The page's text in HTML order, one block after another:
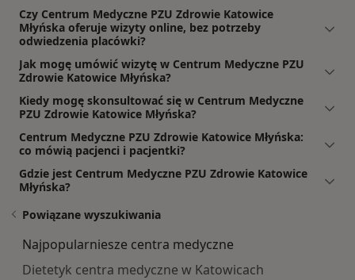
Czy Centrum Medyczne PZU Zdrowie Katowice
Młyńska oferuje wizyty online, bez potrzeby
odwiedzenia placówki?
Jak mogę umówić wizytę w Centrum Medyczne PZU
Zdrowie Katowice Młyńska?
Kiedy mogę skonsultować się w Centrum Medyczne
PZU Zdrowie Katowice Młyńska?
Centrum Medyczne PZU Zdrowie Katowice Młyńska:
co mówią pacjenci i pacjentki?
Gdzie jest Centrum Medyczne PZU Zdrowie Katowice
Młyńska?
Powiązane wyszukiwania
Najpopularniesze centra medyczne
Dietetyk centra medyczne w Katowicach